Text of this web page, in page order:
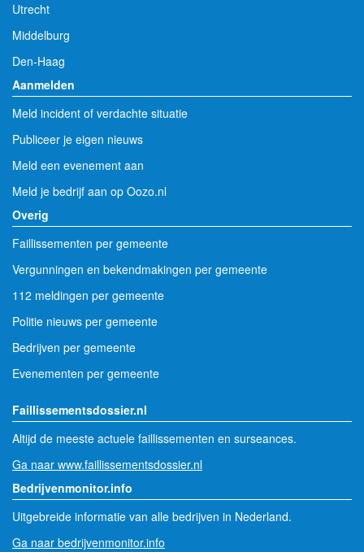
Utrecht
Middelburg
Den-Haag
Aanmelden
Meld incident of verdachte situatie
Publiceer je eigen nieuws
Meld een evenement aan
Meld je bedrijf aan op Oozo.nl
Overig
Faillissementen per gemeente
Vergunningen en bekendmakingen per gemeente
112 meldingen per gemeente
Politie nieuws per gemeente
Bedrijven per gemeente
Evenementen per gemeente
Faillissementsdossier.nl
Altijd de meeste actuele faillissementen en surseances.
Ga naar www.faillissementsdossier.nl
Bedrijvenmonitor.info
Uitgebreide informatie van alle bedrijven in Nederland.
Ga naar bedrijvenmonitor.info